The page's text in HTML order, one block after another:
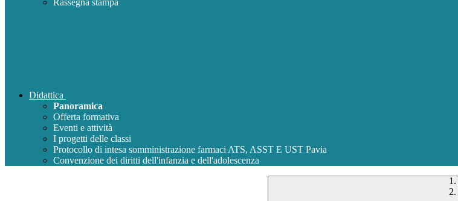
Rassegna stampa
Didattica
Panoramica
Offerta formativa
Eventi e attività
I progetti delle classi
Protocollo di intesa somministrazione farmaci ATS, ASST E UST Pavia
Convenzione dei diritti dell'infanzia e dell'adolescenza